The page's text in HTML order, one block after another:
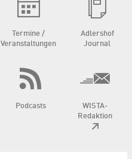
Termine /
Veranstaltungen
Adlershof
Journal
Podcasts
WISTA-
Redaktion